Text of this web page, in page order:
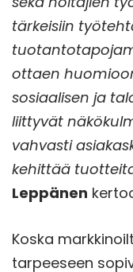
tärkeisiin
ottaen
sosiaalisen ja
liittyvät
vahvasti
kehittää
Leppänen
Koska
tarpeeseen